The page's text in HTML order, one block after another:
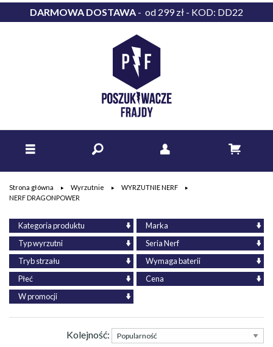
DARMOWA DOSTAWA - od 299 zł - KOD: DD22
Strona główna Wyrzutnie
WYRZUTNIE NERF
NERF DRAGONPOWER
Kategoria produktu
Marka
Typ wyrzutni
Seria Nerf
Tryb strzału
Wymaga baterii
Płeć
Cena
W promocji
Kolejność: